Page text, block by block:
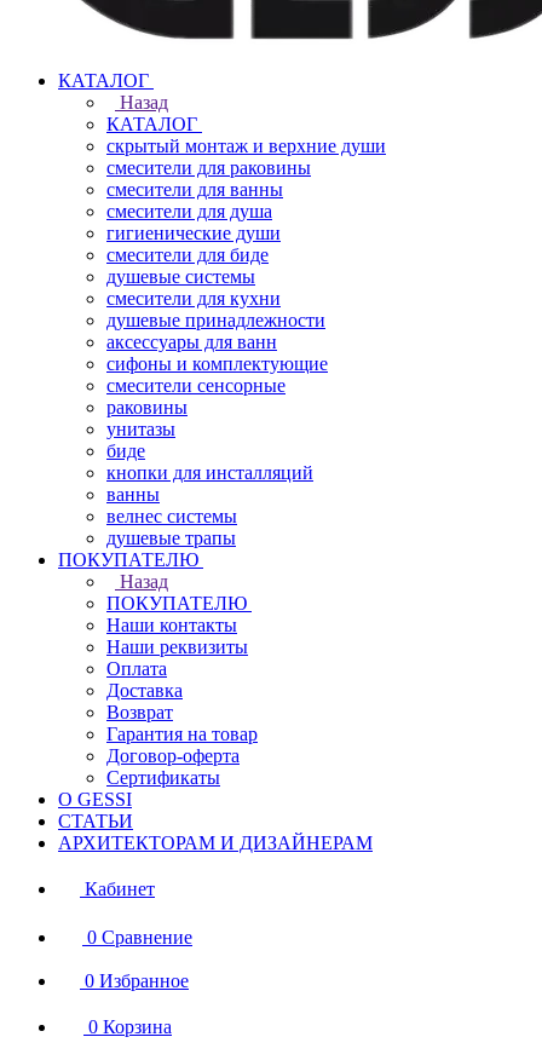
КАТАЛОГ
Назад
КАТАЛОГ
скрытый монтаж и верхние души
смесители для раковины
смесители для ванны
смесители для душа
гигиенические души
смесители для биде
душевые системы
смесители для кухни
душевые принадлежности
аксессуары для ванн
сифоны и комплектующие
смесители сенсорные
раковины
унитазы
биде
кнопки для инсталляций
ванны
велнес системы
душевые трапы
ПОКУПАТЕЛЮ
Назад
ПОКУПАТЕЛЮ
Наши контакты
Наши реквизиты
Оплата
Доставка
Возврат
Гарантия на товар
Договор-оферта
Сертификаты
О GESSI
СТАТЬИ
АРХИТЕКТОРАМ И ДИЗАЙНЕРАМ
Кабинет
0 Сравнение
0 Избранное
0 Корзина